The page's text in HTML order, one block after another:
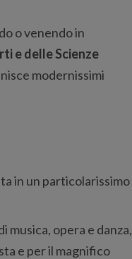
o venendo in
e delle Scienze
modernissimi
in un particolarissimo
musica, opera e danza,
e per il magnifico